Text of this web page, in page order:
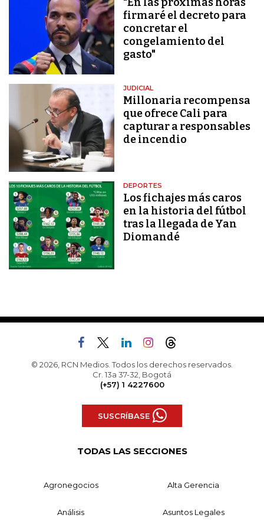
firmaré el decreto para
concretar el
congelamiento del
gasto"
JUDICIAL
Millonaria recompensa
que ofrece Cali para
capturar a responsables
de incendio
DEPORTES
Los fichajes más caros
en la historia del fútbol
tras la llegada de Yan
Diomandé
© 2026, RCN Medios. Todos los derechos reservados.
Cr. 13a 37-32, Bogotá
(+57) 1 4227600
SUSCRÍBASE
TODAS LAS SECCIONES
Agronegocios Alta Gerencia
Análisis Asuntos Legales